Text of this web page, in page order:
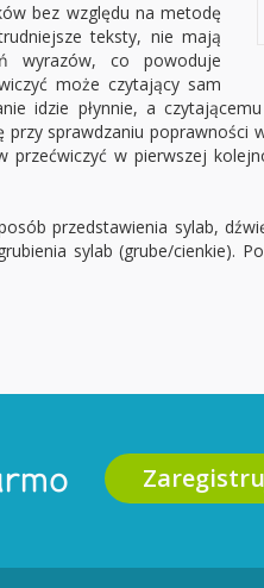
bez względu na metodę
teksty, nie mają
wyrazów, co powoduje
może czytający sam
idzie płynnie, a
sprawdzaniu poprawności
przećwiczyć w pierwszej
przedstawienia sylab,
sylab (grube/cienkie).